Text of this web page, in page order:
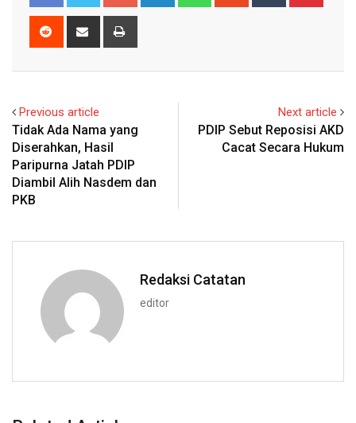
Reddit
Share
Previous article
Tidak Ada Nama yang
Diserahkan, Hasil
Paripurna Jatah PDIP
Diambil Alih Nasdem dan
PKB
Next article
PDIP Sebut Reposisi AKD
Cacat Secara Hukum
Redaksi Catatan
editor